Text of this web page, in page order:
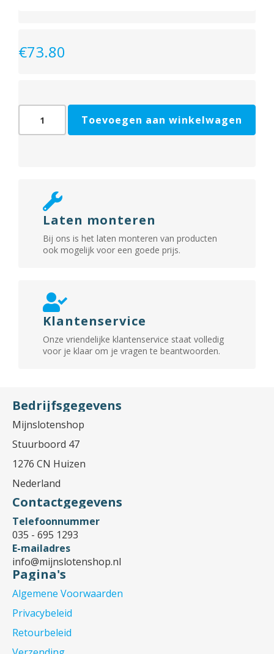
€73.80
Kidde
K5DCo
Koolmonoxidemelder
Toevoegen aan winkelwagen
Laten monteren
Bij ons is het laten monteren van producten
ook mogelijk voor een goede prijs.
Klantenservice
Onze vriendelijke klantenservice staat volledig
voor je klaar om je vragen te beantwoorden.
Bedrijfsgegevens
Mijnslotenshop
Stuurboord 47
1276 CN Huizen
Nederland
Contactgegevens
Telefoonnummer
035 - 695 1293
E-mailadres
info@mijnslotenshop.nl
Pagina's
Algemene Voorwaarden
Privacybeleid
Retourbeleid